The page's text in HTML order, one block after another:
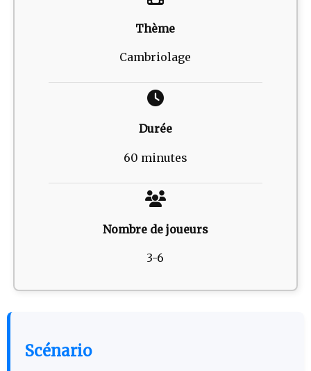
Thème
Cambriolage
Durée
60 minutes
Nombre de joueurs
3-6
Scénario